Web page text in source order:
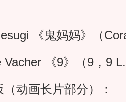
《鬼妈妈》（
《9》（9，9
画长片部分）：